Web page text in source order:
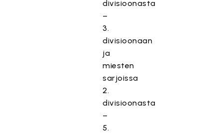
divisioonasta
–
3.
divisioonaan
ja
miesten
sarjoissa
2.
divisioonasta
–
5.